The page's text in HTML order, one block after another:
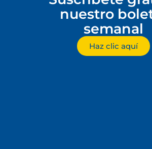
nuestro
semanal
Haz clic aquí